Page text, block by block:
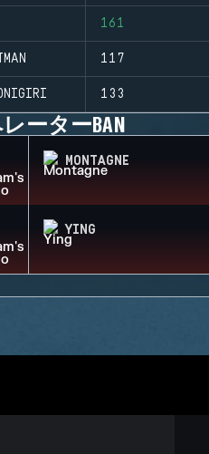
161
117
133
ーターBAN
MONTAGNE
YING